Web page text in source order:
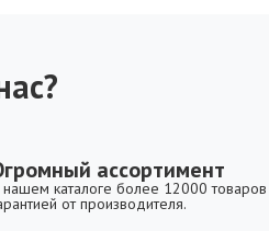
ассортимент
каталоге более 12000 товаров
от производителя.